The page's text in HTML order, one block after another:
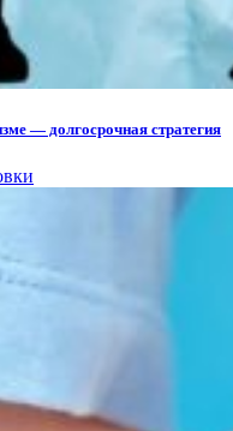
— долгосрочная стратегия